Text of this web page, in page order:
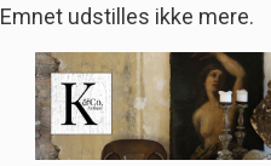
Emnet udstilles ikke mere.